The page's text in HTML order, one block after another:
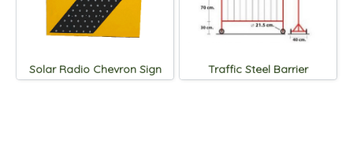
Solar Radio Chevron Sign Traffic Steel Barrier